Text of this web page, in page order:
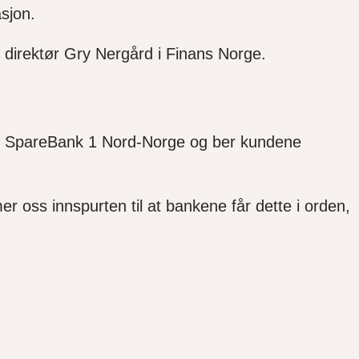
direktør Gry Nergård i Finans Norge.
SpareBank 1 Nord-Norge og ber kundene
oss innspurten til at bankene får dette i orden,